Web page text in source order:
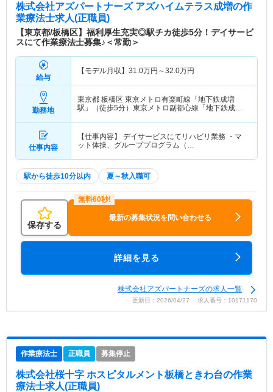
株式会社アズパートナーズ アズハイムテラス成増の作
業療法士求人(正職員)
【東京都/板橋区】福利厚生充実◎駅チカ徒歩5分！デイサービ
スにて作業療法士募集♪＜常勤＞
給与
【モデル月収】 31.0万円～32.0万円
勤務地
東京都 板橋区 東京メトロ有楽町線「地下鉄成増
駅」（徒歩5分）東京メトロ副都心線「地下鉄成増
仕事内容
【仕事内容】 デイサービスにてリハビリ業務 ・マ
ット体操、グループプログラム（…
駅から徒歩10分以内 夏～秋入職可
保存する
最新の募集状況を問い合わせる
詳細を見る
株式会社アズパートナーズの求人一覧
更新日：2026/04/27 求人番号：10171170
作業療法士 正職員 募集停止
株式会社桜十字 ホスピタルメント板橋ときわ台の作業
療法士求人(正職員)